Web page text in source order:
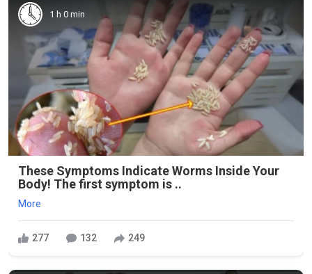
1 h 0 min
These Symptoms Indicate Worms Inside Your
Body! The first symptom is ..
More
277 132 249